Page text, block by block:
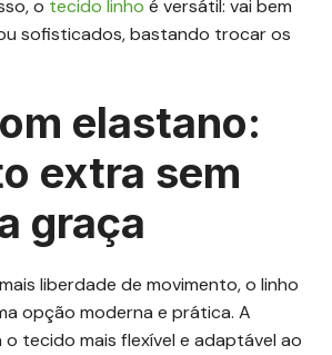
o tecido linho é versátil: vai bem
sofisticados, bastando trocar os
elastano:
extra sem
graça
liberdade de movimento, o linho
opção moderna e prática. A
tecido mais flexível e adaptável ao